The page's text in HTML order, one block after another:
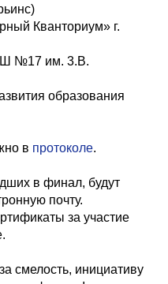
Кванториум» г.
№17 им. 3.В.
образования
в протоколе.
в финал, будут
почту.
за участие
смелость, инициативу